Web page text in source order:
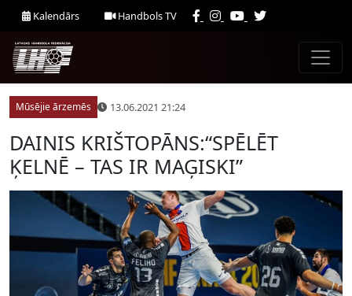
Kalendārs Handbols TV
Mūsējie ārzemēs 13.06.2021 21:24
DAINIS KRIŠTOPĀNS:“SPĒLĒT
ĶELNĒ – TAS IR MAĢISKI”